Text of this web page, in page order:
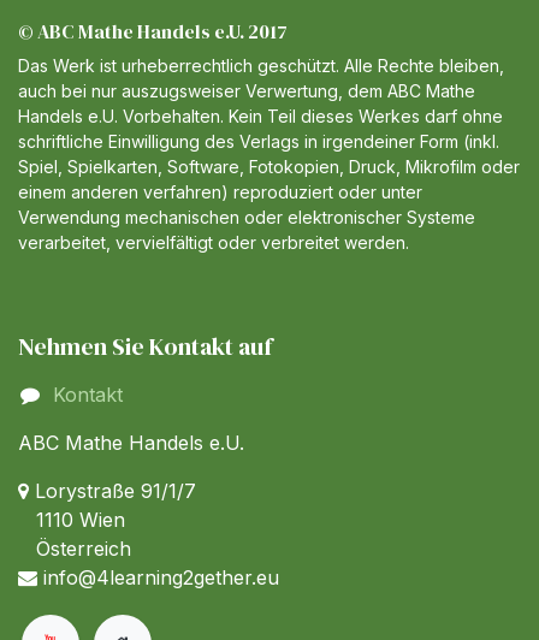
© ABC Mathe Handels e.U. 2017
Das Werk ist urheberrechtlich geschützt. Alle Rechte bleiben,
auch bei nur auszugsweiser Verwertung, dem ABC Mathe
Handels e.U. Vorbehalten. Kein Teil dieses Werkes darf ohne
schriftliche Einwilligung des Verlags in irgendeiner Form (inkl.
Spiel, Spielkarten, Software, Fotokopien, Druck, Mikrofilm oder
einem anderen verfahren) reproduziert oder unter
Verwendung mechanischen oder elektronischer Systeme
verarbeitet, vervielfältigt oder verbreitet werden.
Nehmen Sie Kontakt auf
Kontakt
ABC Mathe Handels e.U.
Lorystraße 91/1/7
1110 Wien
Österreich
info@4learning2gether.eu